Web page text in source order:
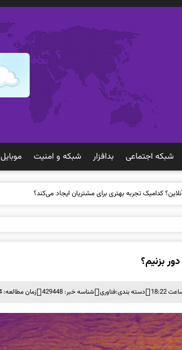
شبكه اجتماعی بدافزار شبكه و امنيت موبايل
دسته بندی:فناوری شناسه خبر: 429448 زمان مطالعه: 4 دقیقه